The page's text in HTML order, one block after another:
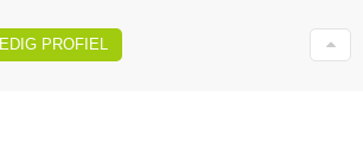
PROFIEL